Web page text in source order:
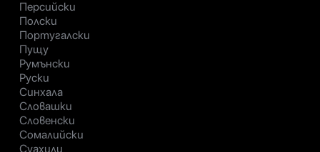
Персийски
Полски
Португалски
Пущу
Румънски
Руски
Синхала
Словашки
Словенски
Сомалийски
Суахили